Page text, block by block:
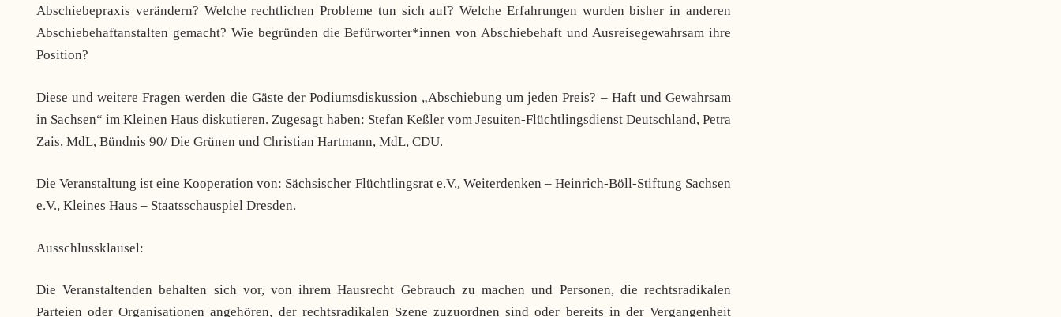
Abschiebepraxis verändern? Welche rechtlichen Probleme tun sich auf? Welche Erfahrungen wurden bisher in anderen
Abschiebehaftanstalten gemacht? Wie begründen die Befürworter*innen von Abschiebehaft und Ausreisegewahrsam ihre
Position?
Diese und weitere Fragen werden die Gäste der Podiumsdiskussion „Abschiebung um jeden Preis? – Haft und Gewahrsam
in Sachsen“ im Kleinen Haus diskutieren. Zugesagt haben: Stefan Keßler vom Jesuiten-Flüchtlingsdienst Deutschland, Petra
Zais, MdL, Bündnis 90/ Die Grünen und Christian Hartmann, MdL, CDU.
Die Veranstaltung ist eine Kooperation von: Sächsischer Flüchtlingsrat e.V., Weiterdenken – Heinrich-Böll-Stiftung Sachsen
e.V., Kleines Haus – Staatsschauspiel Dresden.
Ausschlussklausel:
Die Veranstaltenden behalten sich vor, von ihrem Hausrecht Gebrauch zu machen und Personen, die rechtsradikalen
Parteien oder Organisationen angehören, der rechtsradikalen Szene zuzuordnen sind oder bereits in der Vergangenheit